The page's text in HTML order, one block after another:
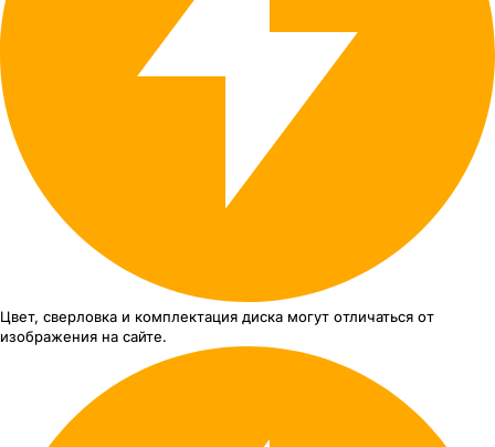
Цвет, сверловка и комплектация диска могут отличаться от
изображения на сайте.